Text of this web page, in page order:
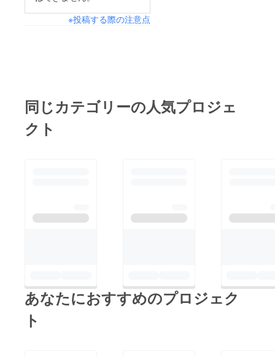
※投稿する際の注意点
同じカテゴリーの人気プロジェ
クト
あなたにおすすめのプロジェク
ト